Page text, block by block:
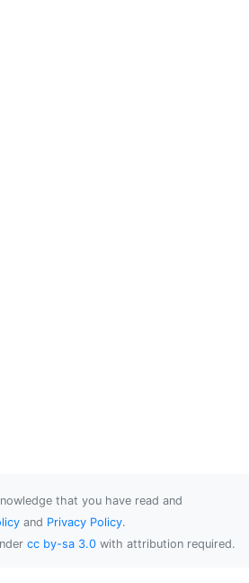
that you have read and
and Privacy Policy.
cc by-sa 3.0 with attribution required.